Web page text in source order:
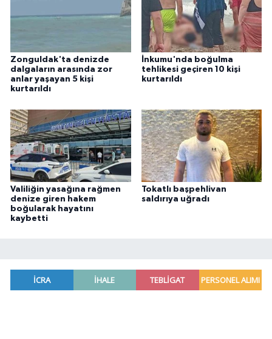
Zonguldak'ta denizde
dalgaların arasında zor
anlar yaşayan 5 kişi
kurtarıldı
İnkumu'nda boğulma
tehlikesi geçiren 10 kişi
kurtarıldı
Valiliğin yasağına rağmen
denize giren hakem
boğularak hayatını
kaybetti
Tokatlı başpehlivan
saldırıya uğradı